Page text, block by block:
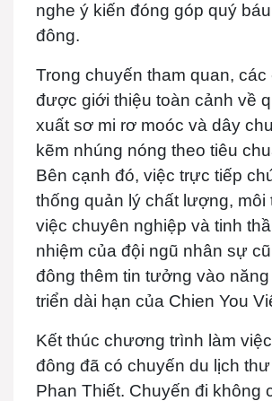
nghe ý kiến đóng góp quý
đông.
Trong chuyến tham quan, các
được giới thiệu toàn cảnh về
xuất sơ mi rơ moóc và dây
kẽm nhúng nóng theo tiêu
Bên cạnh đó, việc trực tiếp
thống quản lý chất lượng, môi
việc chuyên nghiệp và tinh
nhiệm của đội ngũ nhân sự
đông thêm tin tưởng vào
triển dài hạn của Chien You
Kết thúc chương trình làm
đông đã có chuyến du lịch
Phan Thiết. Chuyến đi không